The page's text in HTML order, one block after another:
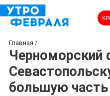
Главная /
Черноморский
большую часть